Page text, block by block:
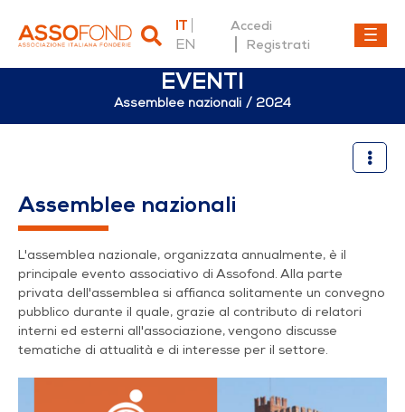
IT
EN
Accedi
Registrati
EVENTI
Assemblee nazionali 2024
Assemblee nazionali
L'assemblea nazionale, organizzata annualmente, è il
principale evento associativo di Assofond. Alla parte
privata dell'assemblea si affianca solitamente un convegno
pubblico durante il quale, grazie al contributo di relatori
interni ed esterni all'associazione, vengono discusse
tematiche di attualità e di interesse per il settore.